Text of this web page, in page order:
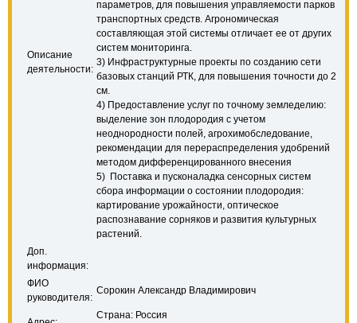
Описание
деятельности:
параметров, для повышения управляемости парков
транспортных средств. Агрономическая
составляющая этой системы отличает ее от других
систем мониторинга.
3) Инфраструктурные проекты по созданию сети
базовых станций РТК, для повышения точности до 2
см.
4) Предоставление услуг по точному земледелию:
выделение зон плодородия с учетом
неоднородности полей, агрохимобследование,
рекомендации для перераспределения удобрений
методом дифференцированного внесения
5) Поставка и пусконаладка сенсорных систем
сбора информации о состоянии плодородия:
картирование урожайности, оптическое
распознавание сорняков и развития культурных
растений.
Доп.
информация:
ФИО
руководителя:
Сорокин Александр Владимирович
Страна: Россия